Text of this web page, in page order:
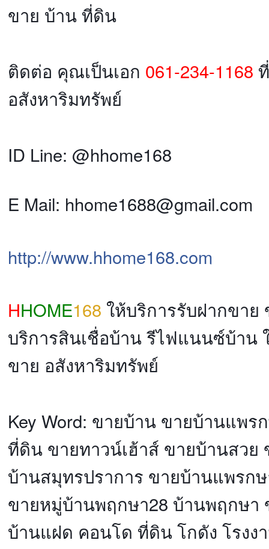
ขาย บ้าน ที่ดิน
ติดต่อ คุณเป็นเอก 061-234-1168
อสังหาริมทรัพย์
ID Line: @hhome168
E Mail: hhome1688@gmail.com
http://www.hhome168.com
HHOME168 ให้บริการรับฝากขาย
บริการสินเชื่อบ้าน รีไฟแนนซ์บ้าน
ขาย อสังหาริมทรัพย์
Key Word: ขายบ้าน ขายบ้านแพ
ที่ดิน ขายทาวน์เฮ้าส์ ขายบ้านสวย
บ้านสมุทรปราการ ขายบ้านแพรก
ขายหมู่บ้านพฤกษา28 บ้านพฤกษา
บ้านแฝด คอนโด ที่ดิน โกดัง โรงง